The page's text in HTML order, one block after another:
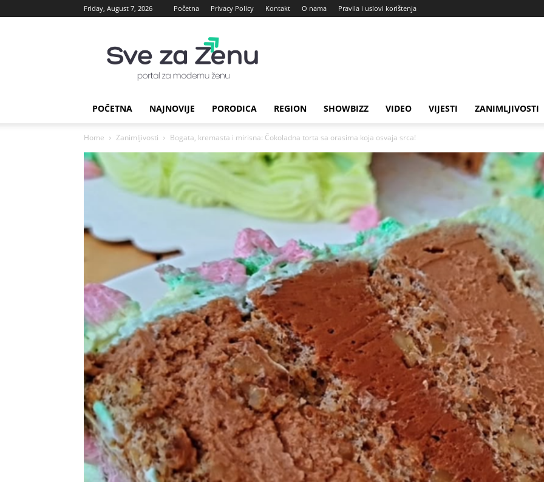
Friday, August 7, 2026 Početna Privacy Policy Kontakt O nama Pravila i uslovi korištenja
za
Zenu
POČETNA NAJNOVIJE PORODICA REGION SHOWBIZZ VIDEO VIJESTI ZANIMLJIVOSTI
Home Zanimljivosti Bogata, kremasta i mirisna: Čokoladna torta sa orasima koja osvaja srca!